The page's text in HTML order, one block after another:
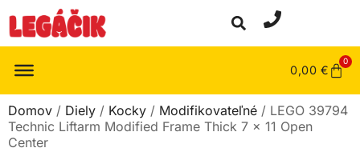
0,00 €
0
Domov / Diely / Kocky / Modifikovateľné / LEGO 39794
Technic Liftarm Modified Frame Thick 7 x 11 Open
Center